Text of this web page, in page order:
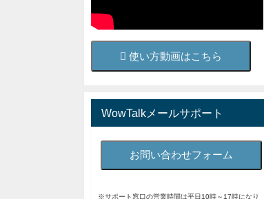
使い方動画はこちら
WowTalkメールサポート
お問い合わせフォーム
※サポート窓口の営業時間は平日10時～17時になり